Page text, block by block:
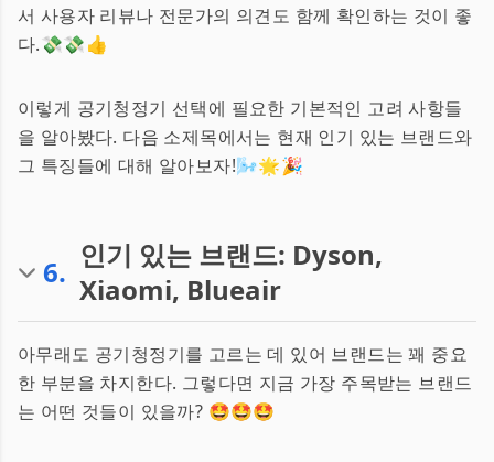
서 사용자 리뷰나 전문가의 의견도 함께 확인하는 것이 좋
다.💸💸👍
이렇게 공기청정기 선택에 필요한 기본적인 고려 사항들
을 알아봤다. 다음 소제목에서는 현재 인기 있는 브랜드와
그 특징들에 대해 알아보자!🌬🌟🎉
6. 인기 있는 브랜드: Dyson,
Xiaomi, Blueair
아무래도 공기청정기를 고르는 데 있어 브랜드는 꽤 중요
한 부분을 차지한다. 그렇다면 지금 가장 주목받는 브랜드
는 어떤 것들이 있을까? 🤩🤩🤩